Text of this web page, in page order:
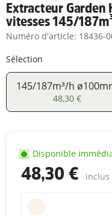
Extracteur Garden
vitesses 145/
Numéro d'article: 18436-
Sélection
145/187m³/h
145/187m³/h
48,30 €
48,30 € inclus
Disponible